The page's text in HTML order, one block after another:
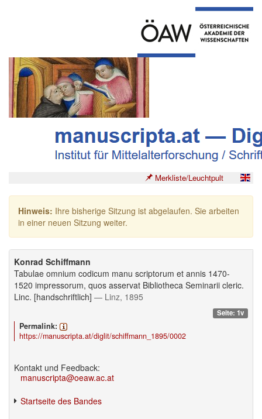
Merkliste/Leuchtpult
Hinweis: Ihre bisherige Sitzung ist abgelaufen. Sie arbeiten
in einer neuen Sitzung weiter.
Konrad Schiffmann
Tabulae omnium codicum manu scriptorum et annis 1470-
1520 impressorum, quos asservat Bibliotheca Seminarii cleric.
Linc. [handschriftlich] — Linz, 1895
Seite: 1v
Permalink:
https://manuscripta.at/diglit/schiffmann_1895/0002
Kontakt und Feedback:
manuscripta@oeaw.ac.at
Startseite des Bandes